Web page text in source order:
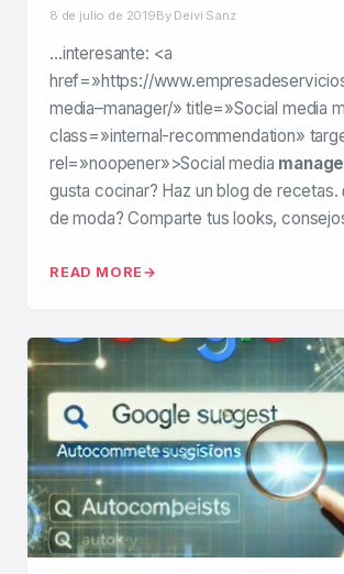
8 de julio de 2019By Deivi Sanz
…interesante: <a
href=»https://
media–manager/» title=»Social media
class=»internal-recommendation»
rel=»noopener»>Social media
gusta cocinar? Haz un blog de recetas.
de moda? Comparte tus looks,
READ MORE